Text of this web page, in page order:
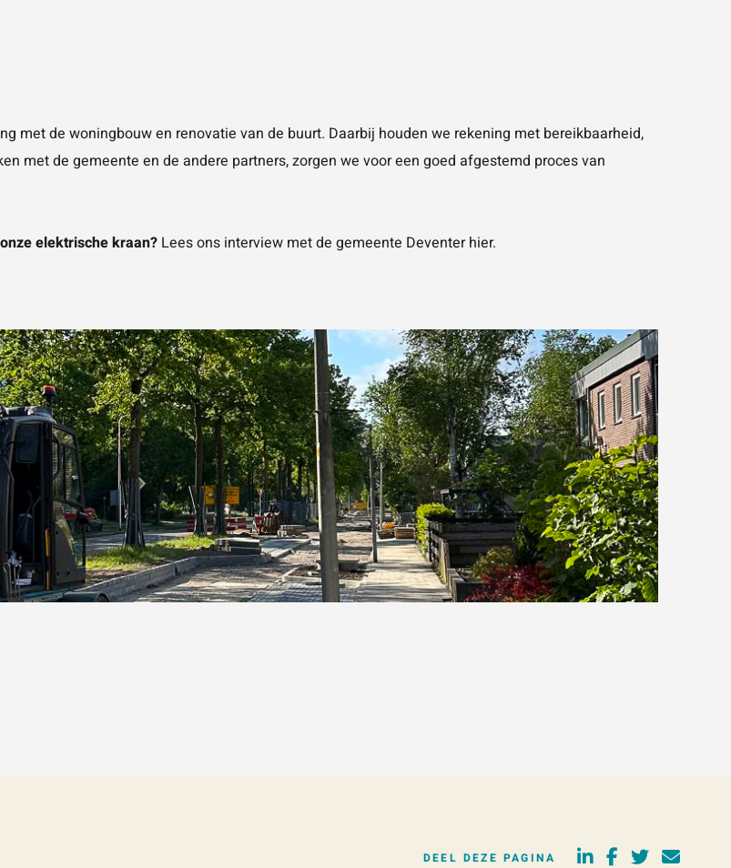
met de woningbouw en renovatie van de buurt. Daarbij houden we rekening met bereikbaarheid,
met de gemeente en de andere partners, zorgen we voor een goed afgestemd proces van
elektrische kraan? Lees ons interview met de gemeente Deventerhier.
DEEL DEZE PAGINA